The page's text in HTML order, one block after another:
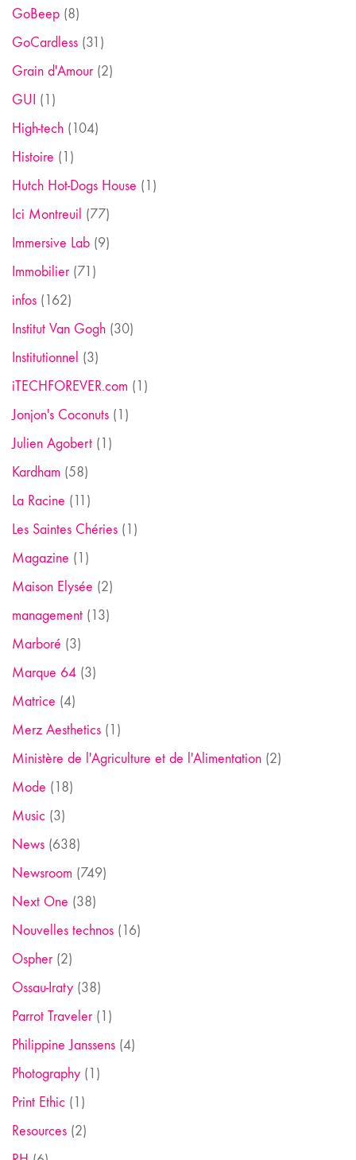
GoBeep (8)
GoCardless (31)
Grain d'Amour(2)
GUI (1)
High-tech (104)
Histoire (1)
Hutch Hot-Dogs House (1)
Ici Montreuil (77)
Immersive Lab (9)
Immobilier(71)
infos (162)
Institut Van Gogh (30)
Institutionnel (3)
iTECHFOREVER.com (1)
Jonjon's Coconuts (1)
Julien Agobert (1)
Kardham (58)
La Racine (11)
Les Saintes Chéries (1)
Magazine (1)
Maison Elysée (2)
management (13)
Marboré (3)
Marque 64 (3)
Matrice (4)
Merz Aesthetics (1)
Ministère de l'Agriculture et de l'Alimentation (2)
Mode (18)
Music (3)
News (638)
Newsroom (749)
Next One (38)
Nouvelles technos (16)
Ospher(2)
Ossau-Iraty (38)
Parrot Traveler(1)
Philippine Janssens (4)
Photography (1)
Print Ethic (1)
Resources (2)